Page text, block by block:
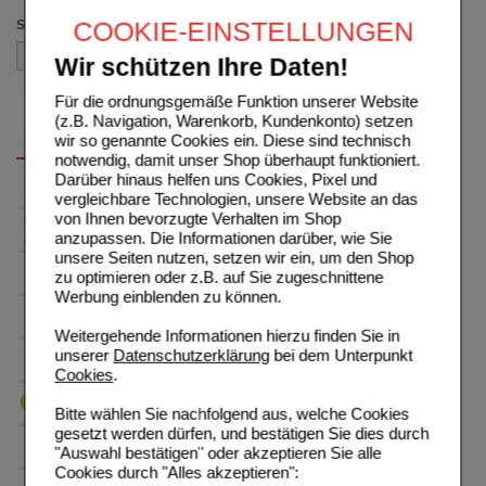
COOKIE-EINSTELLUNGEN
Wir schützen Ihre Daten!
Für die ordnungsgemäße Funktion unserer Website
(z.B. Navigation, Warenkorb, Kundenkonto) setzen
wir so genannte Cookies ein. Diese sind technisch
notwendig, damit unser Shop überhaupt funktioniert.
Darüber hinaus helfen uns Cookies, Pixel und
vergleichbare Technologien, unsere Website an das
von Ihnen bevorzugte Verhalten im Shop
anzupassen. Die Informationen darüber, wie Sie
unsere Seiten nutzen, setzen wir ein, um den Shop
zu optimieren oder z.B. auf Sie zugeschnittene
Werbung einblenden zu können.
Weitergehende Informationen hierzu finden Sie in
unserer Datenschutzerklärungbei dem Unterpunkt
Cookies.
Bitte wählen Sie nachfolgend aus, welche Cookies
gesetzt werden dürfen, und bestätigen Sie dies durch
"Auswahl bestätigen" oder akzeptieren Sie alle
Cookies durch "Alles akzeptieren":
Sortieren nach